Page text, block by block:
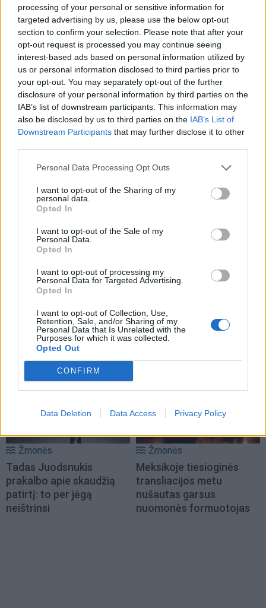
processing of your personal or sensitive information for
targeted advertising by us, please use the below opt-out
section to confirm your selection. Please note that after your
opt-out request is processed you may continue seeing
interest-based ads based on personal information utilized by
us or personal information disclosed to third parties prior to
your opt-out. You may separately opt-out of the further
disclosure of your personal information by third parties on the
IAB’s list of downstream participants. This information may
also be disclosed by us to third parties on the IAB’s List of
Downstream Participants that may further disclose it to other
Personal Data Processing Opt Outs
I want to opt-out of the Sharing of my
personal data.
Opted In
I want to opt-out of the Sale of my
Personal Data.
Opted In
I want to opt-out of processing my
Personal Data for Targeted Advertising.
Opted In
I want to opt-out of Collection, Use,
Retention, Sale, and/or Sharing of my
Personal Data that Is Unrelated with the
Purposes for which it was collected.
Opted Out
CONFIRM
Data Deletion Data Access Privacy Policy
Ingos Valinskienės 60-
metis – kupinas
ekstremalių patirčių:
Arūnas papasakojo, kuo
nustebino žmoną
Mirė filme „Žmogus
voras“ sužibėjusi aktorė
Meghan Markle parodė,
kaip atrodė vaikystėje
(nuotrauka)
Kristina Meseguer
nustebino: parodė naują
Žmonės
Skiriasi Seimo narys Linas
Jonauskas ir jo žmona
Evita: pora kreipėsi į
teismą(1)
Paviešino nematytus
kadrus: Inga ir Aivaras
Stumbrai švenčia
Žmonės
Tadas Juodsnukis
prakalbo apie skaudžią
patirtį: to per jėgą
neištrinsi
Žmonės
Meksikoje tiesioginės
transliacijos metu
nušautas garsus
nuomonės formuotojas